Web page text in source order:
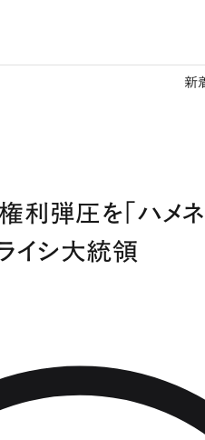
新
利弾圧を「ハメ
イシ大統領